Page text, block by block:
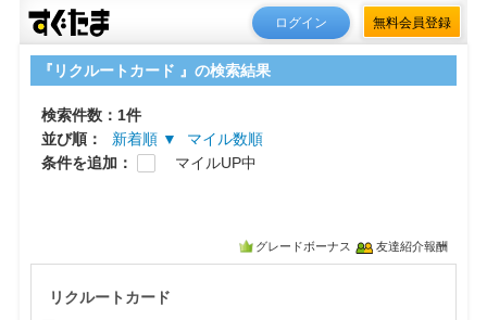
ログイン 無料会員登録
『リクルートカード 』の検索結果
検索件数：1件
並び順：
新着順 ▼
マイル数順
条件を追加：
マイルUP中
グレードボーナス 友達紹介報酬
リクルートカード